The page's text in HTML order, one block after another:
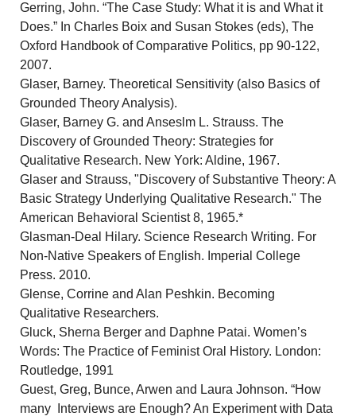
Gerring, John. “The Case Study: What it is and What it
Does.” In Charles Boix and Susan Stokes (eds), The
Oxford Handbook of Comparative Politics, pp 90-122,
2007.
Glaser, Barney. Theoretical Sensitivity (also Basics of
Grounded Theory Analysis).
Glaser, Barney G. and Anseslm L. Strauss. The
Discovery of Grounded Theory: Strategies for
Qualitative Research. New York: Aldine, 1967.
Glaser and Strauss, "Discovery of Substantive Theory: A
Basic Strategy Underlying Qualitative Research." The
American Behavioral Scientist 8, 1965.*
Glasman-Deal Hilary. Science Research Writing. For
Non-Native Speakers of English. Imperial College
Press. 2010.
Glense, Corrine and Alan Peshkin. Becoming
Qualitative Researchers.
Gluck, Sherna Berger and Daphne Patai. Women’s
Words: The Practice of Feminist Oral History. London:
Routledge, 1991
Guest, Greg, Bunce, Arwen and Laura Johnson. “How
many Interviews are Enough? An Experiment with Data